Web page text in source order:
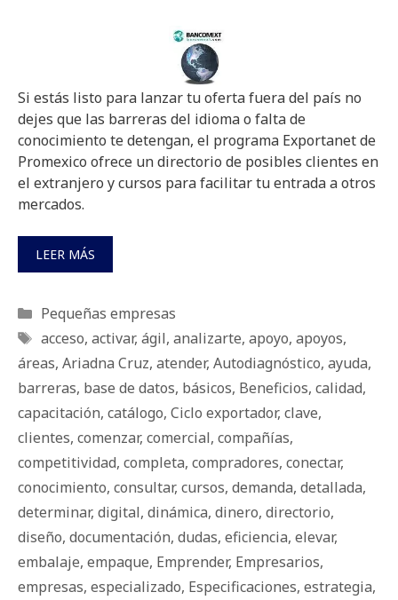
Si estás listo para lanzar tu oferta fuera del país no
dejes que las barreras del idioma o falta de
conocimiento te detengan, el programa Exportanet de
Promexico ofrece un directorio de posibles clientes en
el extranjero y cursos para facilitar tu entrada a otros
mercados.
LEER MÁS
Categorías
Pequeñas empresas
Etiquetas
acceso, activar, ágil, analizarte, apoyo, apoyos,
áreas, Ariadna Cruz, atender, Autodiagnóstico, ayuda,
barreras, base de datos, básicos, Beneficios, calidad,
capacitación, catálogo, Ciclo exportador, clave,
clientes, comenzar, comercial, compañías,
competitividad, completa, compradores, conectar,
conocimiento, consultar, cursos, demanda, detallada,
determinar, digital, dinámica, dinero, directorio,
diseño, documentación, dudas, eficiencia, elevar,
embalaje, empaque, Emprender, Empresarios,
empresas, especializado, Especificaciones, estrategia,